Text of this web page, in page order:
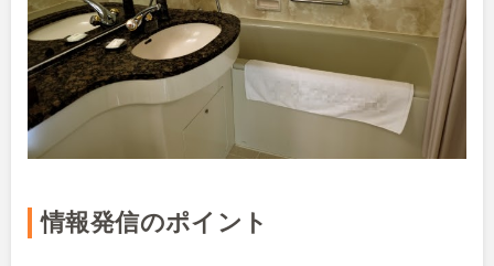
情報発信のポイント